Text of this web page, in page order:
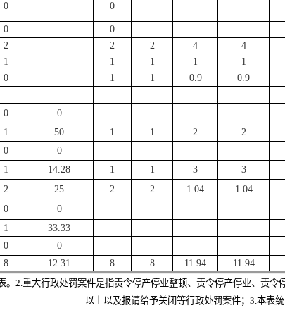
0 0
0
0
2 2 2 4
4
1 1 1 1
1
0 1 1 0.9
0.9
0
0
1 50 1 1 2
2
0
0
1 14.28 1 1 3 3
2 25 2 2 1.04
1.04
0
0
1 33.33
0
0
8 12.31 8 8 11.94 11.94
。2.重大行政处罚案件是指责令停产停业整顿、责令停产停业、责
以上以及报请给予关闭等行政处罚案件；3.本表